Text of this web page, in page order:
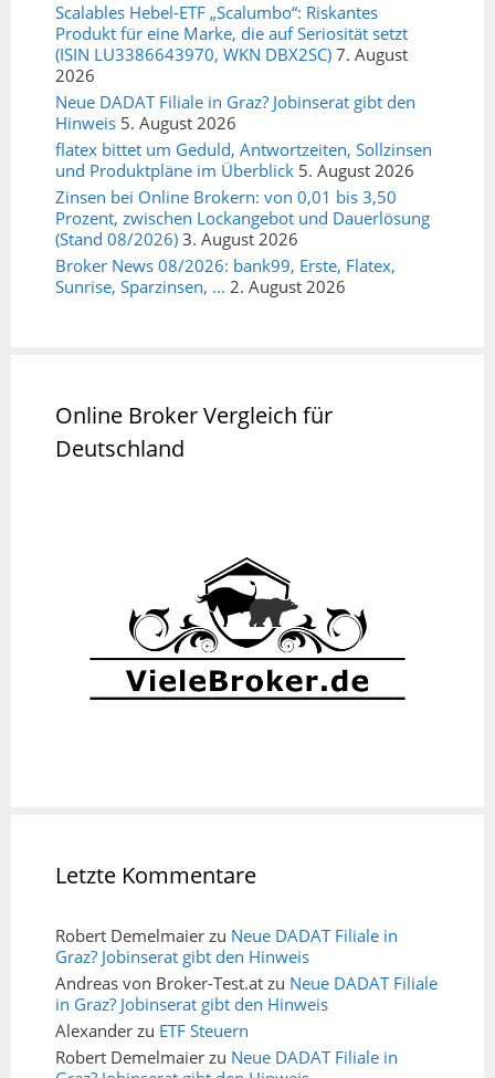
Scalables Hebel-ETF „Scalumbo“: Riskantes
Produkt für eine Marke, die auf Seriosität setzt
(ISIN LU3386643970, WKN DBX2SC) 7. August
2026
Neue DADAT Filiale in Graz? Jobinserat gibt den
Hinweis 5. August 2026
flatex bittet um Geduld, Antwortzeiten, Sollzinsen
und Produktpläne im Überblick 5. August 2026
Zinsen bei Online Brokern: von 0,01 bis 3,50
Prozent, zwischen Lockangebot und Dauerlösung
(Stand 08/2026) 3. August 2026
Broker News 08/2026: bank99, Erste, Flatex,
Sunrise, Sparzinsen, … 2. August 2026
Online Broker Vergleich für
Deutschland
Letzte Kommentare
Robert Demelmaier zu Neue DADAT Filiale in
Graz? Jobinserat gibt den Hinweis
Andreas von Broker-Test.at zu Neue DADAT Filiale
in Graz? Jobinserat gibt den Hinweis
Alexander zu ETF Steuern
Robert Demelmaier zu Neue DADAT Filiale in